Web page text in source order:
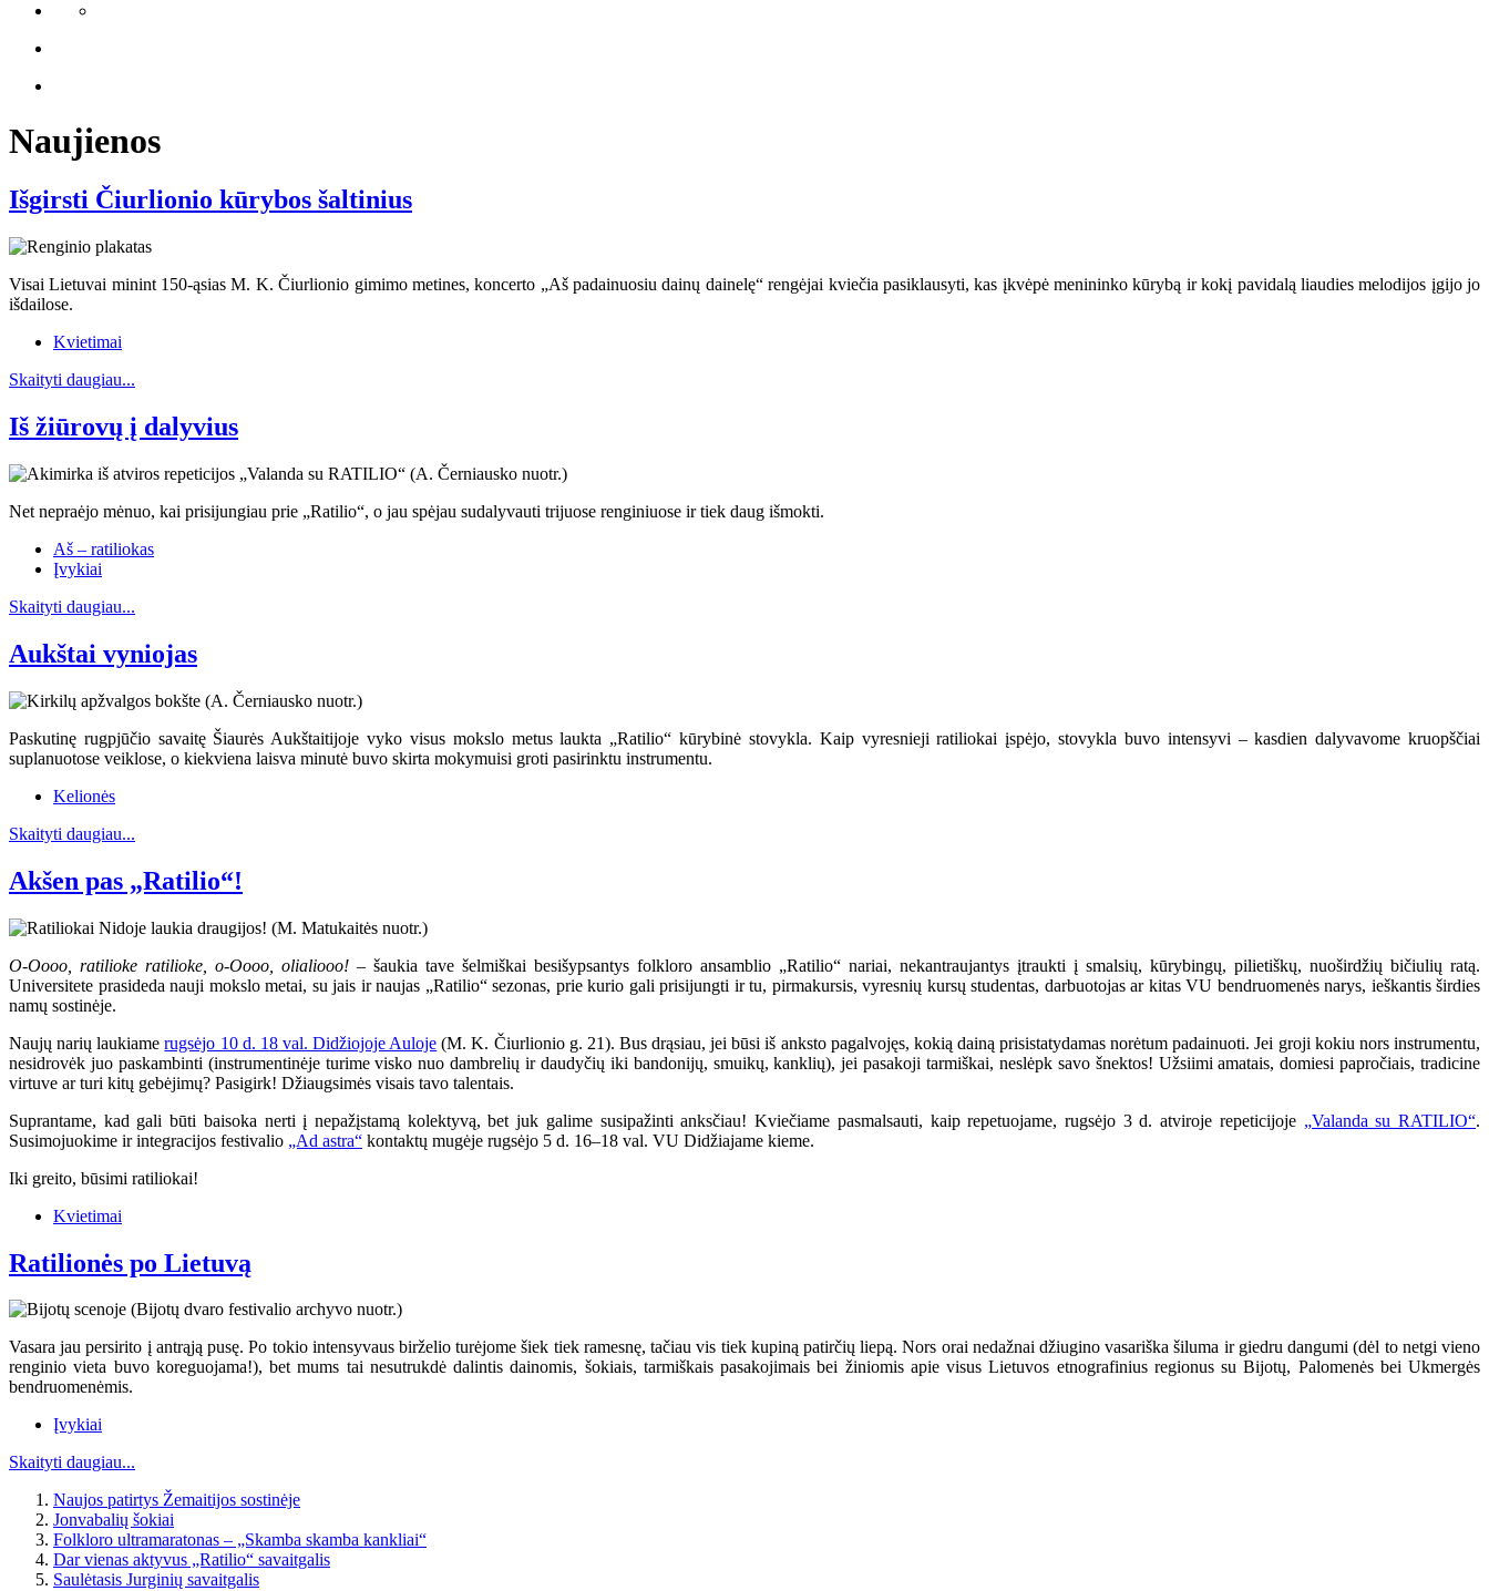
Naujienos
Išgirsti Čiurlionio kūrybos šaltinius
Visai Lietuvai minint 150-ąsias M. K. Čiurlionio gimimo metines, koncerto „Aš padainuosiu dainų dainelę“ rengėjai kviečia pasiklausyti, kas įkvėpė menininko kūrybą ir kokį pavidalą liaudies melodijos įgijo jo
išdailose.
Kvietimai
Skaityti daugiau...
Iš žiūrovų į dalyvius
Net nepraėjo mėnuo, kai prisijungiau prie „Ratilio“, o jau spėjau sudalyvauti trijuose renginiuose ir tiek daug išmokti.
Aš – ratiliokas
Įvykiai
Skaityti daugiau...
Aukštai vyniojas
Paskutinę rugpjūčio savaitę Šiaurės Aukštaitijoje vyko visus mokslo metus laukta „Ratilio“ kūrybinė stovykla. Kaip vyresnieji ratiliokai įspėjo, stovykla buvo intensyvi – kasdien dalyvavome kruopščiai
suplanuotose veiklose, o kiekviena laisva minutė buvo skirta mokymuisi groti pasirinktu instrumentu.
Kelionės
Skaityti daugiau...
Akšen pas „Ratilio“!
O-Oooo, ratilioke ratilioke, o-Oooo, olialiooo! – šaukia tave šelmiškai besišypsantys folkloro ansamblio „Ratilio“ nariai, nekantraujantys įtraukti į smalsių, kūrybingų, pilietiškų, nuoširdžių bičiulių ratą.
Universitete prasideda nauji mokslo metai, su jais ir naujas „Ratilio“ sezonas, prie kurio gali prisijungti ir tu, pirmakursis, vyresnių kursų studentas, darbuotojas ar kitas VU bendruomenės narys, ieškantis širdies
namų sostinėje.
Naujų narių laukiamerugsėjo 10 d. 18 val. Didžiojoje Auloje (M. K. Čiurlionio g. 21). Bus drąsiau, jei būsi iš anksto pagalvojęs, kokią dainą prisistatydamas norėtum padainuoti. Jei groji kokiu nors instrumentu,
nesidrovėk juo paskambinti (instrumentinėje turime visko nuo dambrelių ir daudyčių iki bandonijų, smuikų, kanklių), jei pasakoji tarmiškai, neslėpk savo šnektos! Užsiimi amatais, domiesi papročiais, tradicine
virtuve ar turi kitų gebėjimų? Pasigirk! Džiaugsimės visais tavo talentais.
Suprantame, kad gali būti baisoka nerti į nepažįstamą kolektyvą, bet juk galime susipažinti anksčiau! Kviečiame pasmalsauti, kaip repetuojame, rugsėjo 3 d. atviroje repeticijoje „Valanda su RATILIO“.
Susimojuokime ir integracijos festivalio „Ad astra“ kontaktų mugėje rugsėjo 5 d. 16–18 val. VU Didžiajame kieme.
Iki greito, būsimi ratiliokai!
Kvietimai
Ratilionės po Lietuvą
Vasara jau persirito į antrąją pusę. Po tokio intensyvaus birželio turėjome šiek tiek ramesnę, tačiau vis tiek kupiną patirčių liepą. Nors orai nedažnai džiugino vasariška šiluma ir giedru dangumi (dėl to netgi vieno
renginio vieta buvo koreguojama!), bet mums tai nesutrukdė dalintis dainomis, šokiais, tarmiškais pasakojimais bei žiniomis apie visus Lietuvos etnografinius regionus su Bijotų, Palomenės bei Ukmergės
bendruomenėmis.
Įvykiai
Skaityti daugiau...
Naujos patirtys Žemaitijos sostinėje
Jonvabalių šokiai
Folkloro ultramaratonas – „Skamba skamba kankliai“
Dar vienas aktyvus „Ratilio“ savaitgalis
Saulėtasis Jurginių savaitgalis